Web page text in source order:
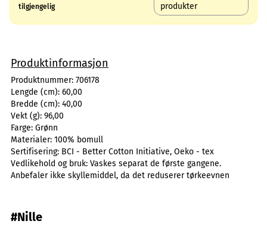
tilgjengelig
produkter
Produktinformasjon
Produktnummer: 706178
Lengde (cm): 60,00
Bredde (cm): 40,00
Vekt (g): 96,00
Farge: Grønn
Materialer: 100% bomull
Sertifisering: BCI - Better Cotton Initiative, Oeko - tex
Vedlikehold og bruk: Vaskes separat de første gangene.
Anbefaler ikke skyllemiddel, da det reduserer tørkeevnen
#Nille